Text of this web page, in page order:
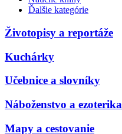
Ďalšie kategórie
Životopisy a reportáže
Kuchárky
Učebnice a slovníky
Náboženstvo a ezoterika
Mapy a cestovanie